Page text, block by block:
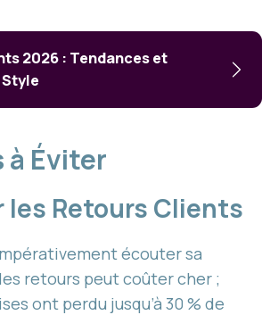
2026 : Tendances et
à Éviter
les Retours Clients
écouter sa
retours peut coûter cher ;
ont perdu jusqu’à 30 % de